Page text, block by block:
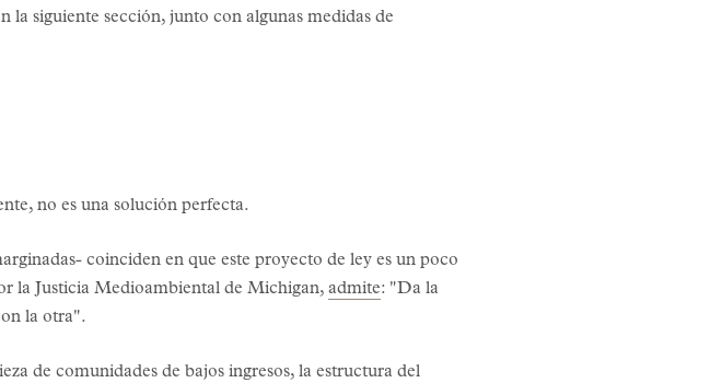
siguiente sección, junto con algunas medidas de
no es una solución perfecta.
coinciden en que este proyecto de ley es un poco
la Justicia Medioambiental de Michigan, admite: "Da la
la otra".
de comunidades de bajos ingresos, la estructura del